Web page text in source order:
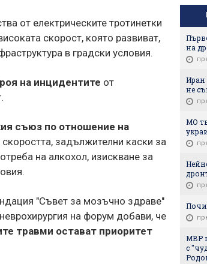
от електрическите тротинетки
скорост, която развиват,
в градски условия.
на инцидентите от
съюз по отношение на
задължителни каски за
на алкохол, изискване за
"Съвет за мозъчно здраве"
на форум добави, че
травми остават приоритет
на
Иран
не
МО
МВР
с